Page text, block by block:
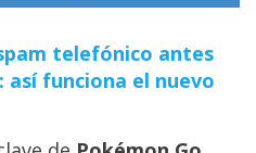
telefónico antes
funciona el nuevo